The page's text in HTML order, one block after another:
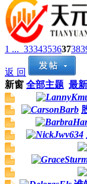
1 ... 333435363738
返 回
新窗 全部主题 最新